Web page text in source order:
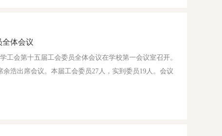
全体会议
工会第十五届工会委员全体会议在学校第一会议室召开。
浩出席会议。本届工会委员27人，实到委员19人。会议